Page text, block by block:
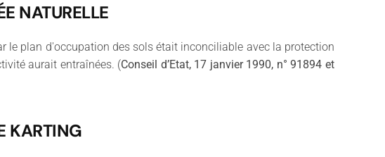
NATURELLE
le plan d'occupation des sols était inconciliable avec la protection
aurait entraînées. (Conseil d’Etat, 17 janvier 1990, n° 91894 et
KARTING